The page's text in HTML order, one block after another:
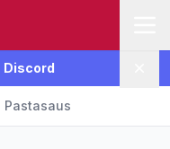
Discord
Pastasaus